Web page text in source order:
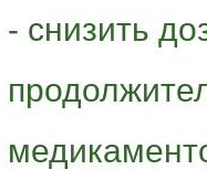
- снизить